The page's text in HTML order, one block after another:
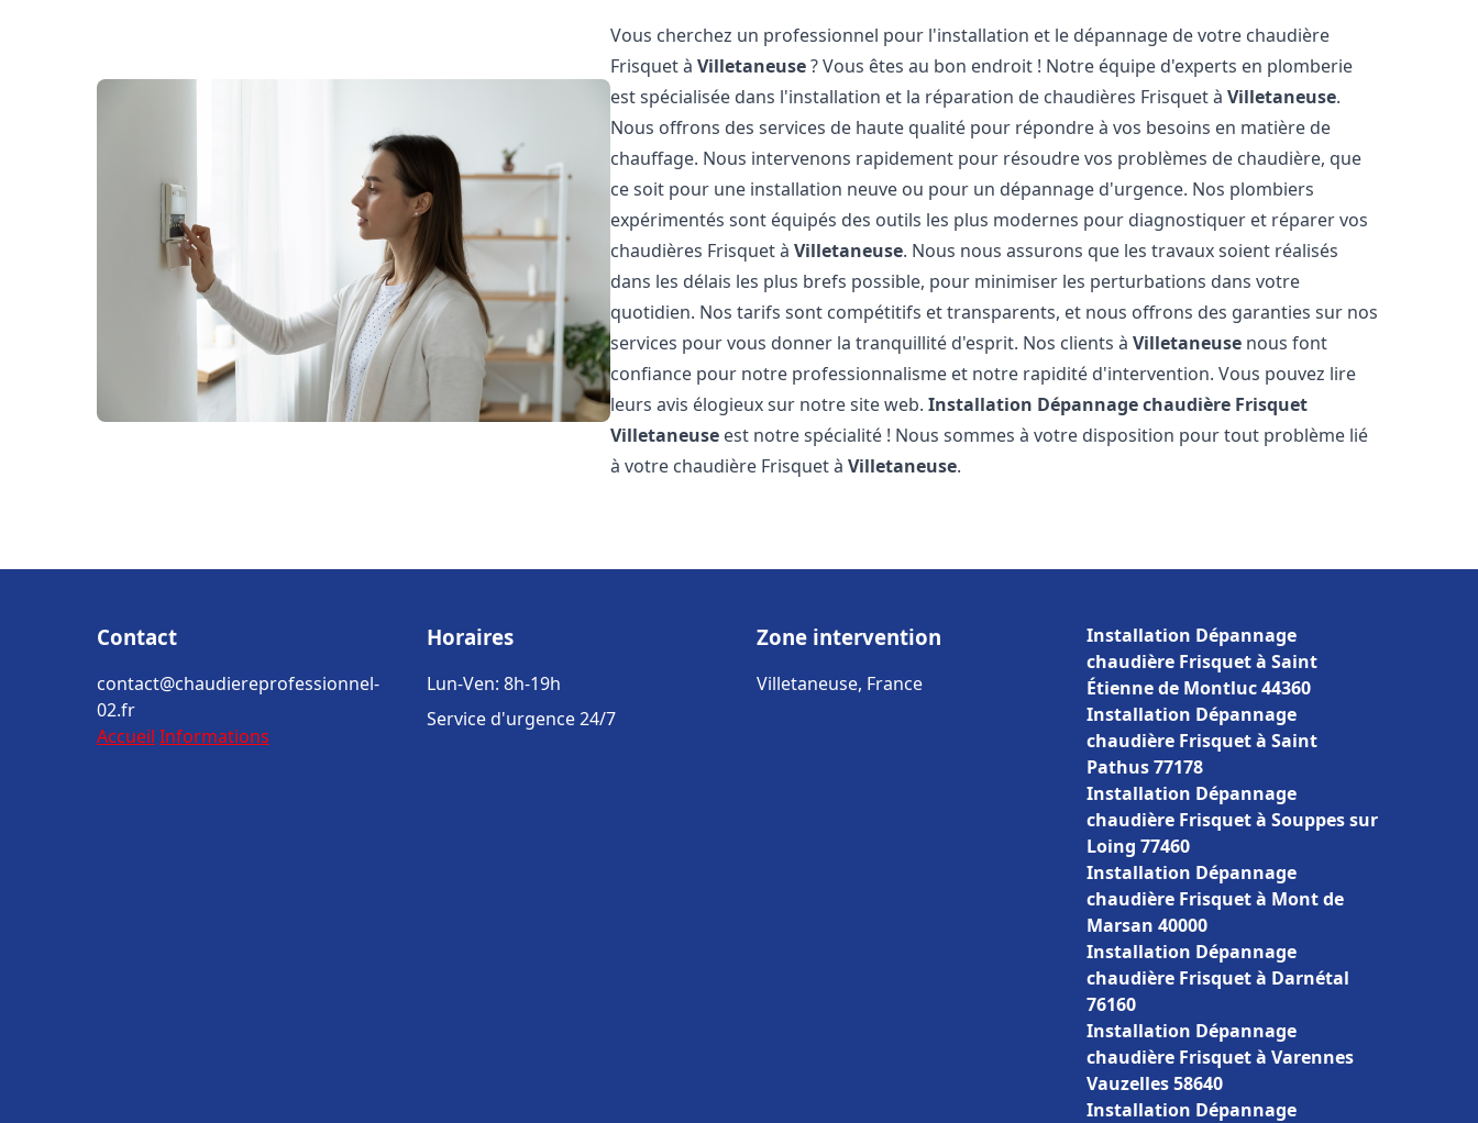
Vous cherchez un professionnel pour l'installation et le dépannage de votre chaudière
Frisquet àVilletaneuse? Vous êtes au bon endroit ! Notre équipe d'experts en plomberie
est spécialisée dans l'installation et la réparation de chaudières Frisquet àVilletaneuse.
Nous offrons des services de haute qualité pour répondre à vos besoins en matière de
chauffage. Nous intervenons rapidement pour résoudre vos problèmes de chaudière, que
ce soit pour une installation neuve ou pour un dépannage d'urgence. Nos plombiers
expérimentés sont équipés des outils les plus modernes pour diagnostiquer et réparer vos
chaudières Frisquet àVilletaneuse. Nous nous assurons que les travaux soient réalisés
dans les délais les plus brefs possible, pour minimiser les perturbations dans votre
quotidien. Nos tarifs sont compétitifs et transparents, et nous offrons des garanties sur nos
services pour vous donner la tranquillité d'esprit. Nos clients àVilletaneuse nous font
confiance pour notre professionnalisme et notre rapidité d'intervention. Vous pouvez lire
leurs avis élogieux sur notre site web.Installation Dépannage chaudière Frisquet
Villetaneuse est notre spécialité ! Nous sommes à votre disposition pour tout problème lié
à votre chaudière Frisquet àVilletaneuse.
Contact
contact@chaudiereprofessionnel-
02.fr
Accueil Informations
Horaires
Lun-Ven: 8h-19h
Service d'urgence 24/7
Zone intervention
Villetaneuse, France
Installation Dépannage
chaudière Frisquet à Saint
Étienne de Montluc 44360
Installation Dépannage
chaudière Frisquet à Saint
Pathus 77178
Installation Dépannage
chaudière Frisquet à Souppes sur
Loing 77460
Installation Dépannage
chaudière Frisquet à Mont de
Marsan 40000
Installation Dépannage
chaudière Frisquet à Darnétal
76160
Installation Dépannage
chaudière Frisquet à Varennes
Vauzelles 58640
Installation Dépannage